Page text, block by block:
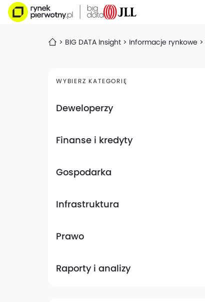
BIG DATA Insight Informacje rynkowe
WYBIERZ KATEGORIĘ
Deweloperzy
Finanse i kredyty
Gospodarka
Infrastruktura
Prawo
Raporty i analizy